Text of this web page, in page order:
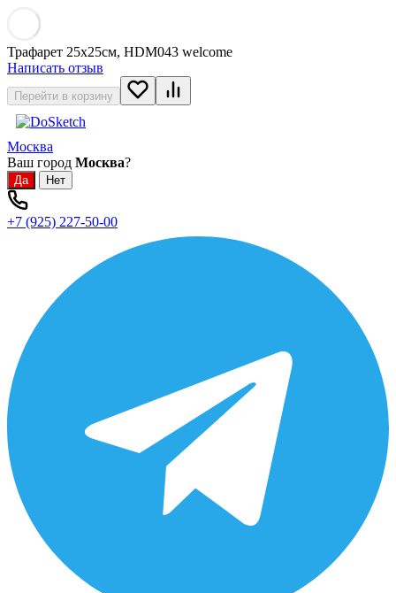
Трафарет 25х25см, HDM043 welcome
Написать отзыв
Перейти в корзину
Москва
Ваш город Москва?
+7 (925) 227-50-00